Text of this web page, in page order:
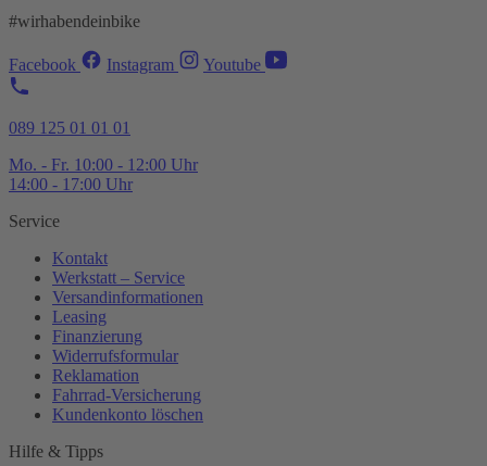
#wirhabendeinbike
Facebook Instagram Youtube
089 125 01 01 01
Mo. - Fr. 10:00 - 12:00 Uhr
14:00 - 17:00 Uhr
Service
Kontakt
Werkstatt – Service
Versandinformationen
Leasing
Finanzierung
Widerrufsformular
Reklamation
Fahrrad-Versicherung
Kundenkonto löschen
Hilfe & Tipps